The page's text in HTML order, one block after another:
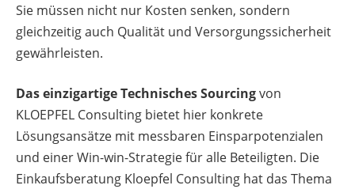
Sie müssen nicht nur Kosten senken, sondern
gleichzeitig auch Qualität und Versorgungssicherheit
gewährleisten.
Das einzigartige Technisches Sourcingvon
KLOEPFEL Consulting bietet hier konkrete
Lösungsansätze mit messbaren Einsparpotenzialen
und einer Win-win-Strategie für alle Beteiligten. Die
Einkaufsberatung Kloepfel Consulting hat das Thema